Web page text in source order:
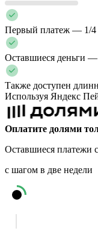
Первый платеж — 1/4
Оставшиеся деньги —
Также доступен
Используя Яндекс
Оплатите долями
Оставшиеся платежи
с шагом в две недели